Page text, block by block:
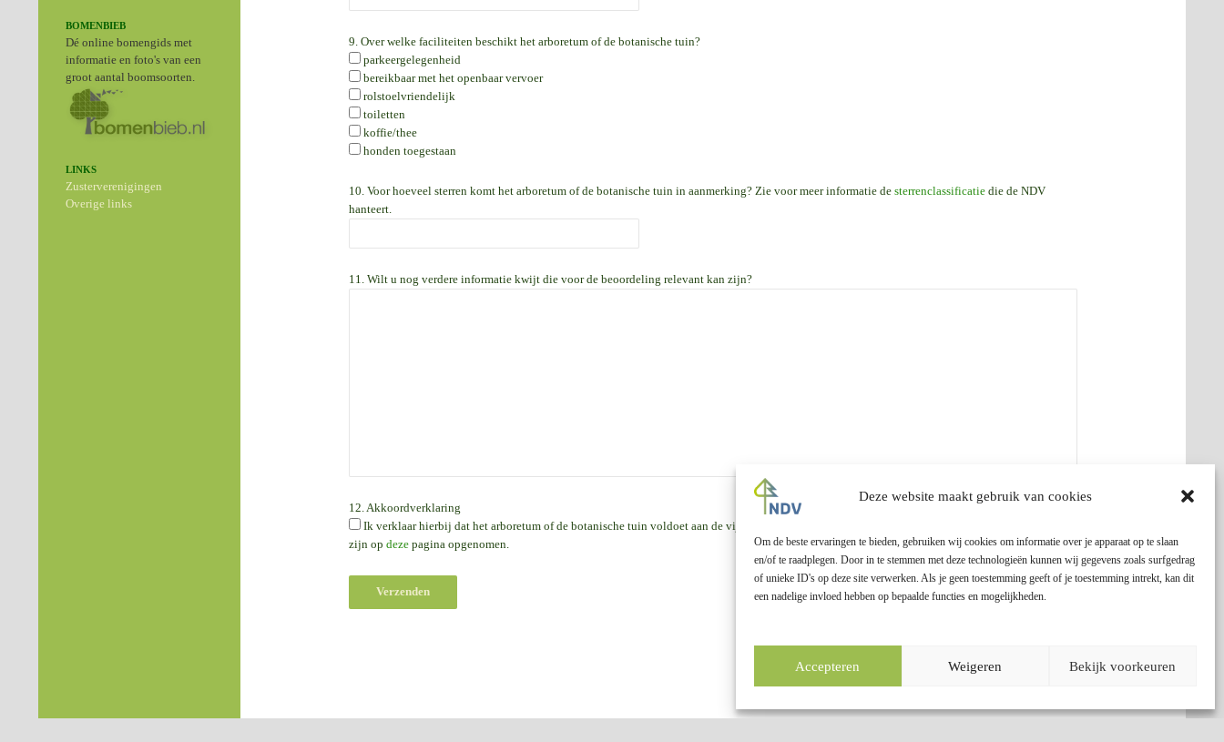
Deze website maakt gebruik van cookies
Om de beste ervaringen te bieden, gebruiken wij cookies om informatie over je apparaat op te slaan
en/of te raadplegen. Door in te stemmen met deze technologieën kunnen wij gegevens zoals surfgedrag
of unieke ID's op deze site verwerken. Als je geen toestemming geeft of je toestemming intrekt, kan dit
een nadelige invloed hebben op bepaalde functies en mogelijkheden.
Accepteren Weigeren Bekijk voorkeuren
9. Over welke faciliteiten beschikt het arboretum of de botanische tuin?
parkeergelegenheid
bereikbaar met het openbaar vervoer
rolstoelvriendelijk
toiletten
koffie/thee
honden toegestaan
10. Voor hoeveel sterren komt het arboretum of de botanische tuin in aanmerking? Zie voor meer informatie de sterrenclassificatie die de NDV
hanteert.
11. Wilt u nog verdere informatie kwijt die voor de beoordeling relevant kan zijn?
12. Akkoordverklaring
Ik verklaar hierbij dat het arboretum of de botanische tuin voldoet aan de vijf criteria van de Nederlandse Dendrologische Vereniging. De criteria
zijn op deze pagina opgenomen.
BOMENBIEB
Dé online bomengids met
informatie en foto's van een
groot aantal boomsoorten.
LINKS
Zusterverenigingen
Overige links